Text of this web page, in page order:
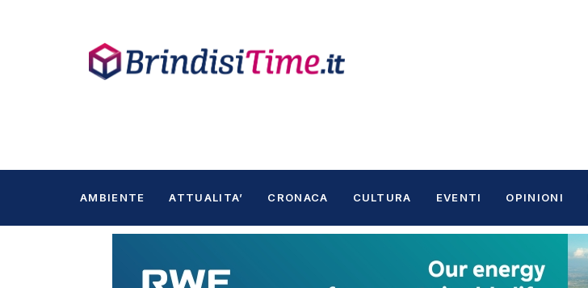
AMBIENTE ATTUALITA’ CRONACA CULTURA EVENTI OPINIONI